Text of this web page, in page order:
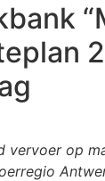
vervoer op